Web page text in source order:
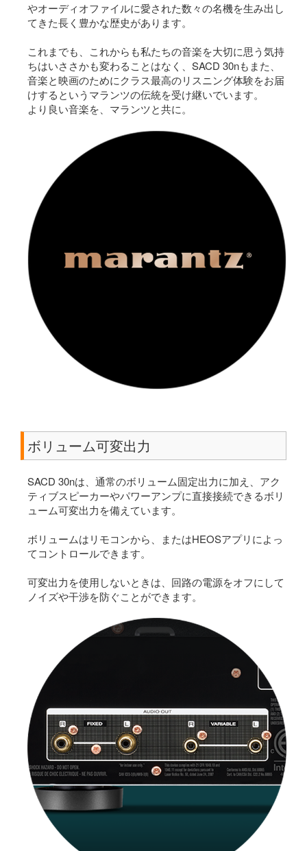
やオーディオファイルに愛された数々の名機を生み出し
てきた長く豊かな歴史があります。
これまでも、これからも私たちの音楽を大切に思う気持
ちはいささかも変わることはなく、SACD 30nもまた、
音楽と映画のためにクラス最高のリスニング体験をお届
けするというマランツの伝統を受け継いでいます。
より良い音楽を、マランツと共に。
ボリューム可変出力
SACD 30nは、通常のボリューム固定出力に加え、アク
ティブスピーカーやパワーアンプに直接接続できるボリ
ューム可変出力を備えています。
ボリュームはリモコンから、またはHEOSアプリによっ
てコントロールできます。
可変出力を使用しないときは、回路の電源をオフにして
ノイズや干渉を防ぐことができます。